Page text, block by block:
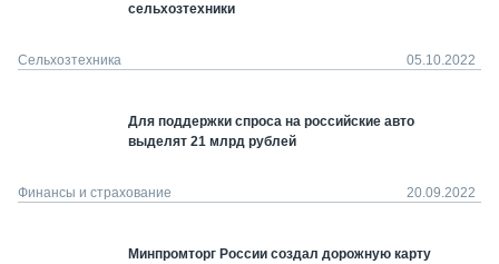
сельхозтехники
Сельхозтехника 05.10.2022
Для поддержки спроса на российские авто
выделят 21 млрд рублей
Финансы и страхование 20.09.2022
Минпромторг России создал дорожную карту